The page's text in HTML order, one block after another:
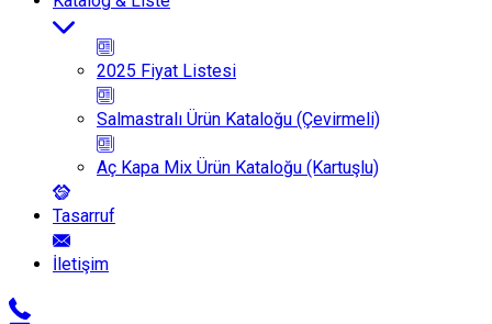
2025 Fiyat Listesi
Salmastralı Ürün Kataloğu (Çevirmeli)
Aç Kapa Mix Ürün Kataloğu (Kartuşlu)
Tasarruf
İletişim